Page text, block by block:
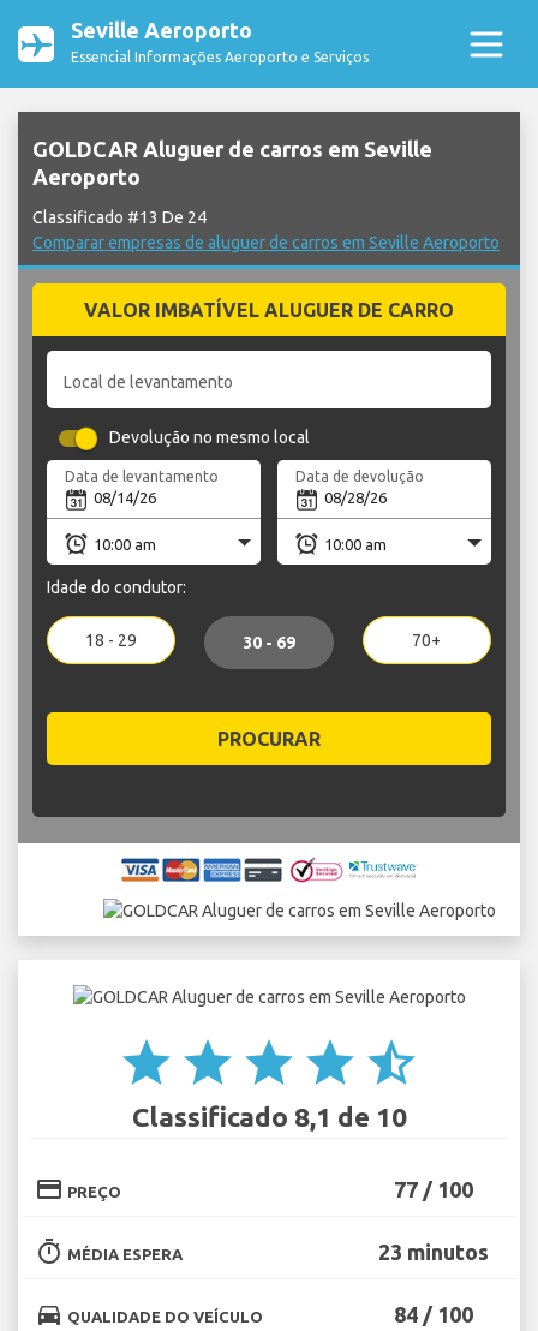
Seville Aeroporto
Essencial Informações Aeroporto e Serviços
GOLDCAR Aluguer de carros em Seville
Aeroporto
Classificado #13 De 24
Comparar empresas de aluguer de carros em Seville Aeroporto
VALOR IMBATÍVEL ALUGUER DE CARRO
Local de levantamento
Devolução no mesmo local
Data de levantamento Data de devolução
Idade do condutor:
18 - 29 30 - 69 70+
PROCURAR
star star star star star_half
Classificado 8,1 de 10
credit_card PREÇO 77 / 100
timer MÉDIA ESPERA 23 minutos
directions_car QUALIDADE DO VEÍCULO 84 / 100